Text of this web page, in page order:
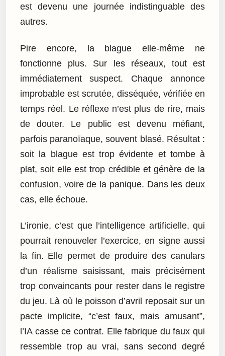
est devenu une journée indistinguable des
autres.
Pire encore, la blague elle-même ne
fonctionne plus. Sur les réseaux, tout est
immédiatement suspect. Chaque annonce
improbable est scrutée, disséquée, vérifiée en
temps réel. Le réflexe n’est plus de rire, mais
de douter. Le public est devenu méfiant,
parfois paranoïaque, souvent blasé. Résultat :
soit la blague est trop évidente et tombe à
plat, soit elle est trop crédible et génère de la
confusion, voire de la panique. Dans les deux
cas, elle échoue.
L’ironie, c’est que l’intelligence artificielle, qui
pourrait renouveler l’exercice, en signe aussi
la fin. Elle permet de produire des canulars
d’un réalisme saisissant, mais précisément
trop convaincants pour rester dans le registre
du jeu. Là où le poisson d’avril reposait sur un
pacte implicite, “c’est faux, mais amusant”,
l’IA casse ce contrat. Elle fabrique du faux qui
ressemble trop au vrai, sans second degré